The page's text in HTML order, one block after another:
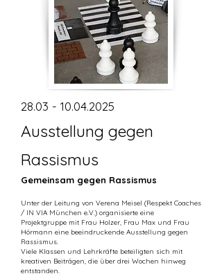
28.03 - 10.04.2025
Ausstellung gegen
Rassismus
Gemeinsam gegen Rassismus
Unter der Leitung von Verena Meisel (Respekt Coaches
/ IN VIA München e.V.) organisierte eine
Projektgruppe mit Frau Holzer, Frau Max und Frau
Hörmann eine beeindruckende Ausstellung gegen
Rassismus.
Viele Klassen und Lehrkräfte beteiligten sich mit
kreativen Beiträgen, die über drei Wochen hinweg
entstanden.